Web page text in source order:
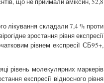
лікування складали 7,4 % проти
зростання рівня експресії
рівнем експресії СБ95+,
рівень молекулярних маркерів
експресії відносного рівня